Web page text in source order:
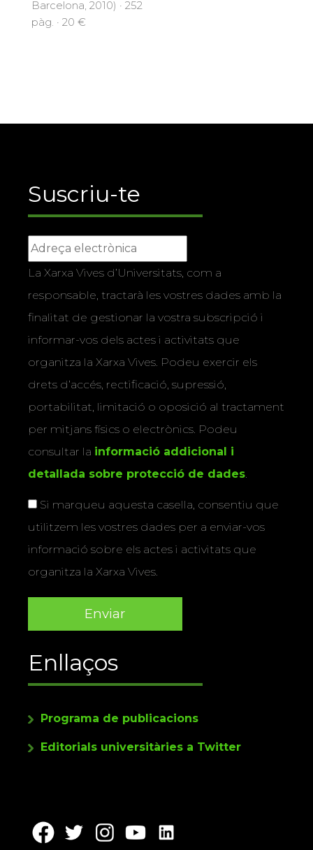
Barcelona, 2010) · 252
pàg. · 20 €
Suscriu-te
La Xarxa Vives d’Universitats, com a
responsable, tractarà les vostres dades amb la
finalitat de gestionar la vostra subscripció i
informar-vos dels actes i activitats que
organitza la Xarxa Vives. Podeu exercir els
drets d’accés, rectificació, supressió,
portabilitat, limitació o oposició al tractament
per mitjans físics o electrònics. Podeu
consultar la informació addicional i
detallada sobre protecció de dades.
Si marqueu aquesta casella, consentiu que
utilitzem les vostres dades per a enviar-vos
informació sobre els actes i activitats que
organitza la Xarxa Vives.
Enllaços
Programa de publicacions
Editorials universitàries a Twitter